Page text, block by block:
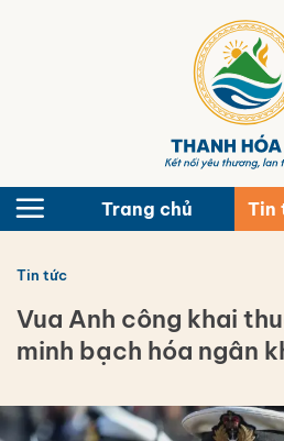
Trang chủ Tin
Tin tức
Vua Anh công khai
minh bạch hóa ngân